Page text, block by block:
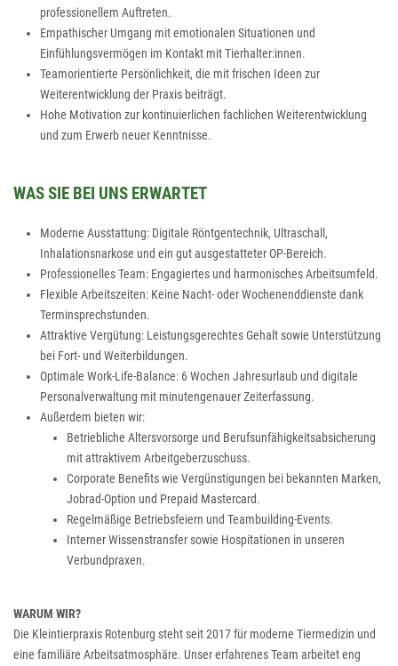
professionellem Auftreten.
Empathischer Umgang mit emotionalen Situationen und
Einfühlungsvermögen im Kontakt mit Tierhalter:innen.
Teamorientierte Persönlichkeit, die mit frischen Ideen zur
Weiterentwicklung der Praxis beiträgt.
Hohe Motivation zur kontinuierlichen fachlichen Weiterentwicklung
und zum Erwerb neuer Kenntnisse.
WAS SIE BEI UNS ERWARTET
Moderne Ausstattung: Digitale Röntgentechnik, Ultraschall,
Inhalationsnarkose und ein gut ausgestatteter OP-Bereich.
Professionelles Team: Engagiertes und harmonisches Arbeitsumfeld.
Flexible Arbeitszeiten: Keine Nacht- oder Wochenenddienste dank
Terminsprechstunden.
Attraktive Vergütung: Leistungsgerechtes Gehalt sowie Unterstützung
bei Fort- und Weiterbildungen.
Optimale Work-Life-Balance: 6 Wochen Jahresurlaub und digitale
Personalverwaltung mit minutengenauer Zeiterfassung.
Außerdem bieten wir:
Betriebliche Altersvorsorge und Berufsunfähigkeitsabsicherung
mit attraktivem Arbeitgeberzuschuss.
Corporate Benefits wie Vergünstigungen bei bekannten Marken,
Jobrad-Option und Prepaid Mastercard.
Regelmäßige Betriebsfeiern und Teambuilding-Events.
Interner Wissenstransfer sowie Hospitationen in unseren
Verbundpraxen.
WARUM WIR?
Die Kleintierpraxis Rotenburg steht seit 2017 für moderne Tiermedizin und
eine familiäre Arbeitsatmosphäre. Unser erfahrenes Team arbeitet eng